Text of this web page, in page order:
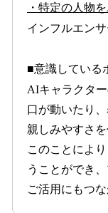
・特定の人物
インフルエン
■意識している
AIキャラクタ
口が動いたり
親しみやすさを
このことによ
うことができ
ご活用にもつな